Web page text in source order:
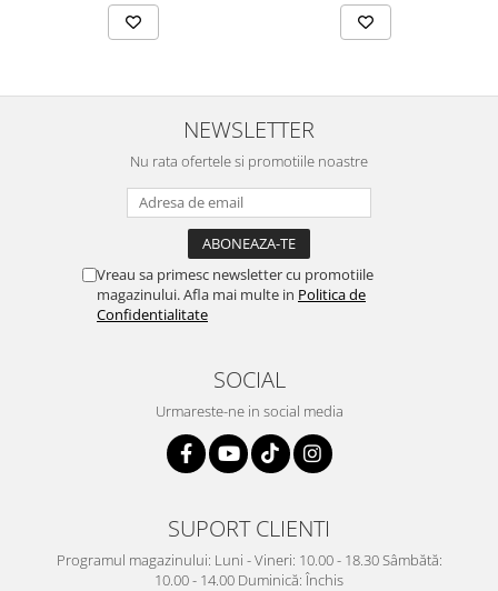
NEWSLETTER
Nu rata ofertele si promotiile noastre
Vreau sa primesc newsletter cu promotiile
magazinului. Afla mai multe in Politica de
Confidentialitate
SOCIAL
Urmareste-ne in social media
SUPORT CLIENTI
Programul magazinului: Luni - Vineri: 10.00 - 18.30 Sâmbătă:
10.00 - 14.00 Duminică: Închis